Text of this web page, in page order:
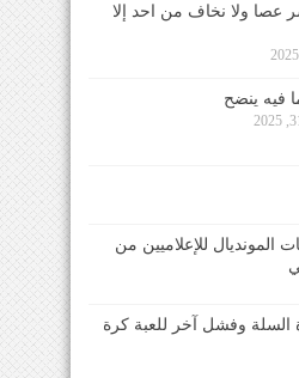
عصا ولا نخاف من احد إلا
فيه ينضح
المونديال للإعلاميين من
السلة وفشل آخر للعبة كرة